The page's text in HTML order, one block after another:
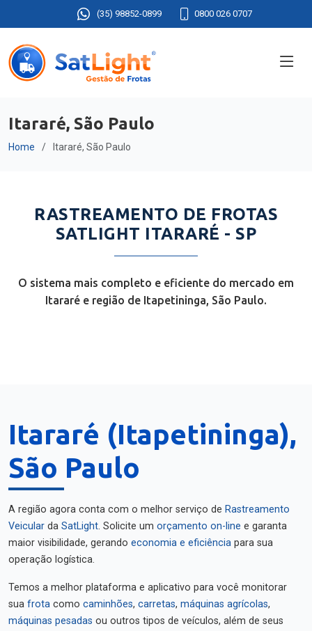
(35) 98852-0899 0800 026 0707
Itararé, São Paulo
Home Itararé, São Paulo
RASTREAMENTO DE FROTAS
SATLIGHT ITARARÉ - SP
O sistema mais completo e eficiente do mercado em
Itararé e região de Itapetininga, São Paulo.
Itararé (Itapetininga),
São Paulo
A região agora conta com o melhor serviço de Rastreamento
Veicular da SatLight. Solicite um orçamento on-line e garanta
maior visibilidade, gerando economia e eficiência para sua
operação logística.
Temos a melhor plataforma e aplicativo para você monitorar
sua frota como caminhões, carretas, máquinas agrícolas,
máquinas pesadas ou outros tipos de veículos, além de seus